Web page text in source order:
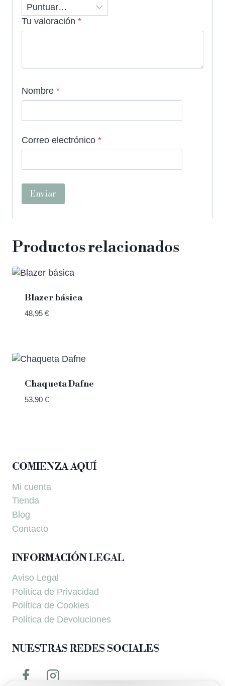
Tu valoración *
Nombre *
Correo electrónico *
Productos relacionados
Blazer básica
48,95 €
Chaqueta Dafne
53,90 €
COMIENZA AQUÍ
Mi cuenta
Tienda
Blog
Contacto
INFORMACIÓN LEGAL
Aviso Legal
Política de Privacidad
Política de Cookies
Política de Devoluciones
NUESTRAS REDES SOCIALES